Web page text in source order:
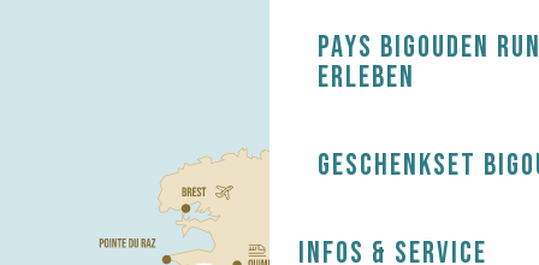
Pays Bigouden
erleben
Geschenkset
Infos & Service